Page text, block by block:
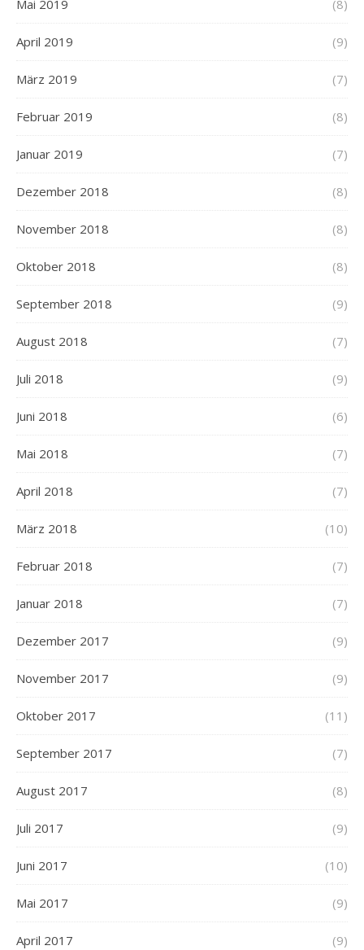
Mai 2019 (8)
April 2019 (9)
März 2019 (7)
Februar 2019 (8)
Januar 2019 (7)
Dezember 2018 (8)
November 2018 (8)
Oktober 2018 (8)
September 2018 (9)
August 2018 (7)
Juli 2018 (9)
Juni 2018 (6)
Mai 2018 (7)
April 2018 (7)
März 2018 (10)
Februar 2018 (7)
Januar 2018 (7)
Dezember 2017 (9)
November 2017 (9)
Oktober 2017 (11)
September 2017 (7)
August 2017 (8)
Juli 2017 (9)
Juni 2017 (10)
Mai 2017 (9)
April 2017 (9)